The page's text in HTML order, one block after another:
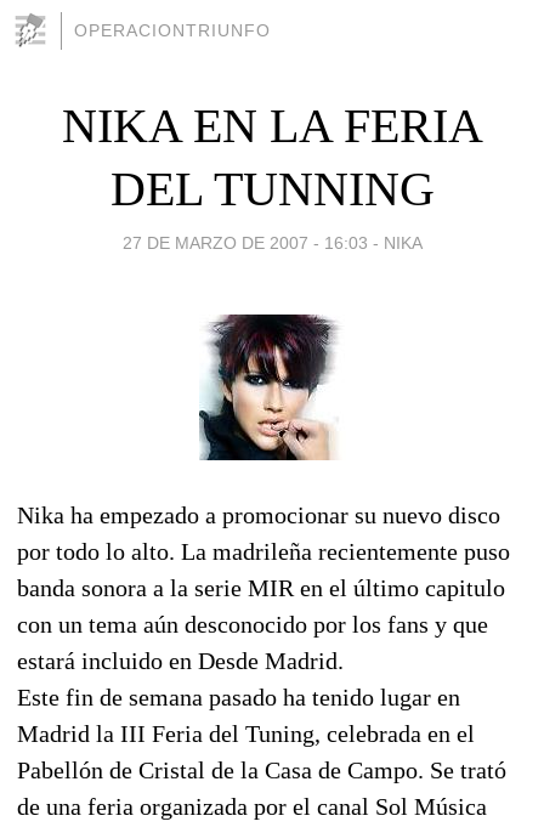
OPERACIONTRIUNFO
NIKA EN LA FERIA
DEL TUNNING
27 DE MARZO DE 2007 - 16:03 - NIKA
Nika ha empezado a promocionar su nuevo disco
por todo lo alto. La madrileña recientemente puso
banda sonora a la serie MIR en el último capitulo
con un tema aún desconocido por los fans y que
estará incluido en Desde Madrid.
Este fin de semana pasado ha tenido lugar en
Madrid la III Feria del Tuning, celebrada en el
Pabellón de Cristal de la Casa de Campo. Se trató
de una feria organizada por el canal Sol Música